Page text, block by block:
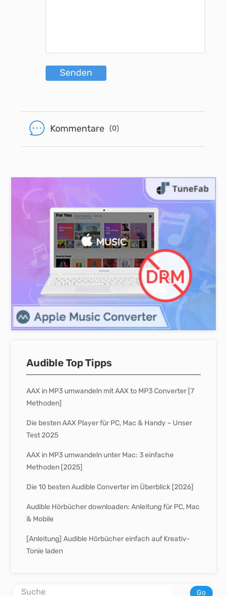
Senden
Kommentare (0)
Audible Top Tipps
AAX in MP3 umwandeln mit AAX to MP3 Converter [7
Methoden]
Die besten AAX Player für PC, Mac & Handy – Unser
Test 2025
AAX in MP3 umwandeln unter Mac: 3 einfache
Methoden [2025]
Die 10 besten Audible Converter im Überblick [2026]
Audible Hörbücher downloaden: Anleitung für PC, Mac
& Mobile
[Anleitung] Audible Hörbücher einfach auf Kreativ-
Tonie laden
Go